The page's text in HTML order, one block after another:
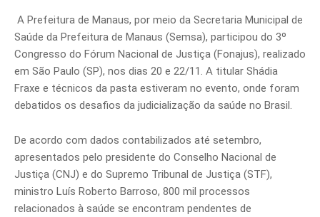
A Prefeitura de Manaus, por meio da Secretaria Municipal de
Saúde da Prefeitura de Manaus (Semsa), participou do 3º
Congresso do Fórum Nacional de Justiça (Fonajus), realizado
em São Paulo (SP), nos dias 20 e 22/11. A titular Shádia
Fraxe e técnicos da pasta estiveram no evento, onde foram
debatidos os desafios da judicialização da saúde no Brasil.
De acordo com dados contabilizados até setembro,
apresentados pelo presidente do Conselho Nacional de
Justiça (CNJ) e do Supremo Tribunal de Justiça (STF),
ministro Luís Roberto Barroso, 800 mil processos
relacionados à saúde se encontram pendentes de